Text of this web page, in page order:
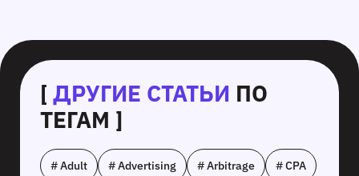
[ ДРУГИЕ СТАТЬИ ПО
ТЕГАМ ]
# Adult # Advertising # Arbitrage # CPA